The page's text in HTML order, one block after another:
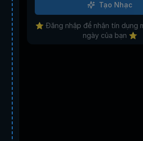
Tạo Nhạc
⭐️ Đăng nhập để nhận tín dụng
ngày của bạn ⭐️